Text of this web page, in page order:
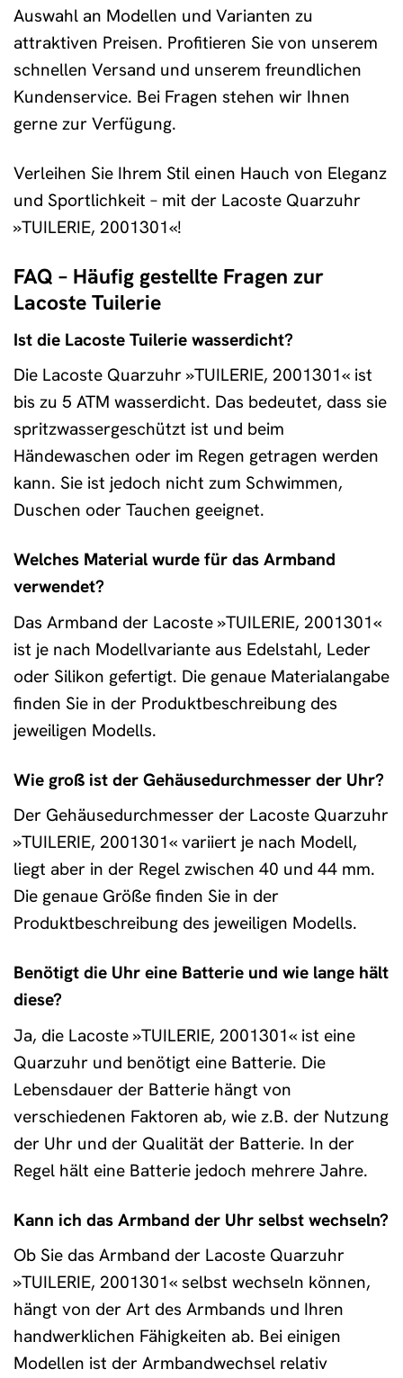
Auswahl an Modellen und Varianten zu
attraktiven Preisen. Profitieren Sie von unserem
schnellen Versand und unserem freundlichen
Kundenservice. Bei Fragen stehen wir Ihnen
gerne zur Verfügung.
Verleihen Sie Ihrem Stil einen Hauch von Eleganz
und Sportlichkeit – mit der Lacoste Quarzuhr
»TUILERIE, 2001301«!
FAQ – Häufig gestellte Fragen zur
Lacoste Tuilerie
Ist die Lacoste Tuilerie wasserdicht?
Die Lacoste Quarzuhr »TUILERIE, 2001301« ist
bis zu 5 ATM wasserdicht. Das bedeutet, dass sie
spritzwassergeschützt ist und beim
Händewaschen oder im Regen getragen werden
kann. Sie ist jedoch nicht zum Schwimmen,
Duschen oder Tauchen geeignet.
Welches Material wurde für das Armband
verwendet?
Das Armband der Lacoste »TUILERIE, 2001301«
ist je nach Modellvariante aus Edelstahl, Leder
oder Silikon gefertigt. Die genaue Materialangabe
finden Sie in der Produktbeschreibung des
jeweiligen Modells.
Wie groß ist der Gehäusedurchmesser der Uhr?
Der Gehäusedurchmesser der Lacoste Quarzuhr
»TUILERIE, 2001301« variiert je nach Modell,
liegt aber in der Regel zwischen 40 und 44 mm.
Die genaue Größe finden Sie in der
Produktbeschreibung des jeweiligen Modells.
Benötigt die Uhr eine Batterie und wie lange hält
diese?
Ja, die Lacoste »TUILERIE, 2001301« ist eine
Quarzuhr und benötigt eine Batterie. Die
Lebensdauer der Batterie hängt von
verschiedenen Faktoren ab, wie z.B. der Nutzung
der Uhr und der Qualität der Batterie. In der
Regel hält eine Batterie jedoch mehrere Jahre.
Kann ich das Armband der Uhr selbst wechseln?
Ob Sie das Armband der Lacoste Quarzuhr
»TUILERIE, 2001301« selbst wechseln können,
hängt von der Art des Armbands und Ihren
handwerklichen Fähigkeiten ab. Bei einigen
Modellen ist der Armbandwechsel relativ